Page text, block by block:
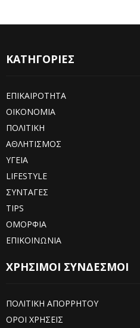
ΚΑΤΗΓΟΡΙΕΣ
ΕΠΙΚΑΙΡΟΤΗΤΑ
ΟΙΚΟΝΟΜΙΑ
ΠΟΛΙΤΙΚΗ
ΑΘΛΗΤΙΣΜΟΣ
ΥΓΕΙΑ
LIFESTYLE
ΣΥΝΤΑΓΕΣ
TIPS
ΟΜΟΡΦΙΑ
ΕΠΙΚΟΙΝΩΝΙΑ
ΧΡΗΣΙΜΟΙ ΣΥΝΔΕΣΜΟΙ
ΠΟΛΙΤΙΚΗ ΑΠΟΡΡΗΤΟΥ
ΟΡΟΙ ΧΡΗΣΕΙΣ